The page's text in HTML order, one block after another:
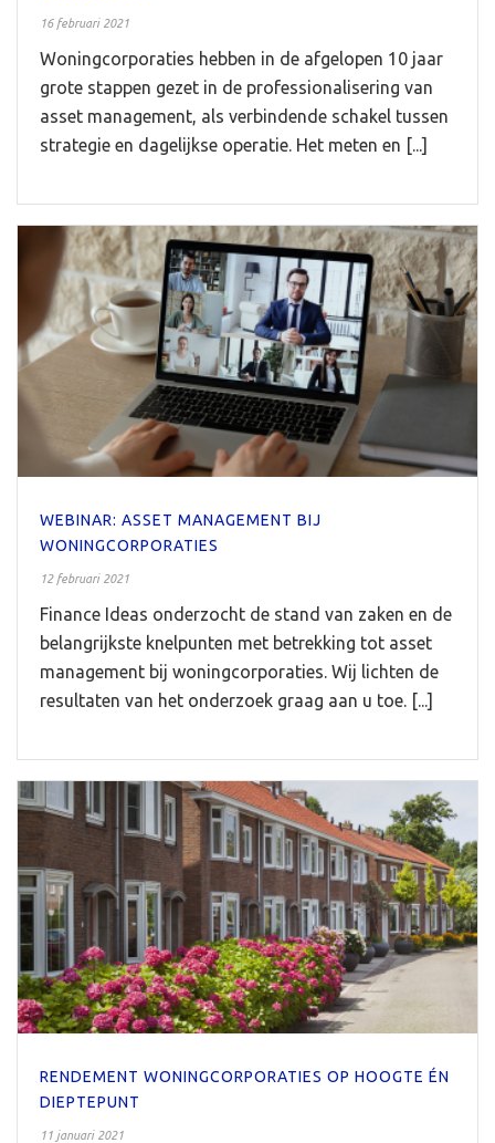
16 februari 2021
Woningcorporaties hebben in de afgelopen 10 jaar
grote stappen gezet in de professionalisering van
asset management, als verbindende schakel tussen
strategie en dagelijkse operatie. Het meten en [...]
WEBINAR: ASSET MANAGEMENT BIJ
WONINGCORPORATIES
12 februari 2021
Finance Ideas onderzocht de stand van zaken en de
belangrijkste knelpunten met betrekking tot asset
management bij woningcorporaties. Wij lichten de
resultaten van het onderzoek graag aan u toe. [...]
RENDEMENT WONINGCORPORATIES OP HOOGTE ÉN
DIEPTEPUNT
11 januari 2021